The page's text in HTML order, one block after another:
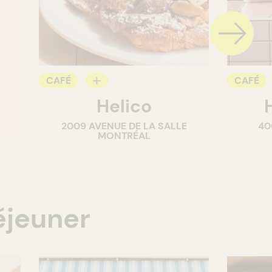
CAFÉ
BOULANGERIE
COMPTOIR
Helico
2009 AVENUE DE LA SALLE
MONTRÉAL
CAFÉ